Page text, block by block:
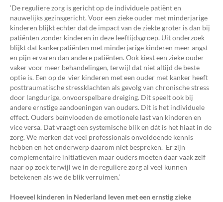
‘De reguliere zorg is gericht op de individuele patiënt en
nauwelijks gezinsgericht. Voor een zieke ouder met minderjarige
kinderen blijkt echter dat de impact van de ziekte groter is dan bij
patiënten zonder kinderen in deze leeftijdsgroep. Uit onderzoek
blijkt dat kankerpatiënten met minderjarige kinderen meer angst
en pijn ervaren dan andere patiënten. Ook kiest een zieke ouder
vaker voor meer behandelingen, terwijl dat niet altijd de beste
optie is. Een op de vier kinderen met een ouder met kanker heeft
posttraumatische stressklachten als gevolg van chronische stress
door langdurige, onvoorspelbare dreiging. Dit speelt ook bij
andere ernstige aandoeningen van ouders. Dit is het individuele
effect. Ouders beïnvloeden de emotionele last van kinderen en
vice versa. Dat vraagt een systemische blik en dát is het hiaat in de
zorg. We merken dat veel professionals onvoldoende kennis
hebben en het onderwerp daarom niet bespreken. Er zijn
complementaire initiatieven maar ouders moeten daar vaak zelf
naar op zoek terwijl we in de reguliere zorg al veel kunnen
betekenen als we de blik verruimen.’
Hoeveel kinderen in Nederland leven met een ernstig zieke